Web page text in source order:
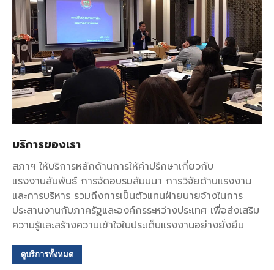
บริการของเรา
สภาฯ ให้บริการหลักด้านการให้คำปรึกษาเกี่ยวกับ
แรงงานสัมพันธ์ การจัดอบรมสัมมนา การวิจัยด้านแรงงาน
และการบริหาร รวมถึงการเป็นตัวแทนฝ่ายนายจ้างในการ
ประสานงานกับภาครัฐและองค์กรระหว่างประเทศ เพื่อส่งเสริม
ความรู้และสร้างความเข้าใจในประเด็นแรงงานอย่างยั่งยืน
ดูบริการทั้งหมด